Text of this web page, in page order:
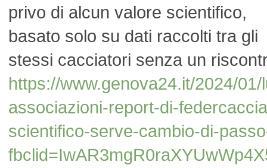
privo di alcun valore scientifico,
basato solo su dati raccolti tra gli
stessi cacciatori senza un
https://www.genova24.it/2024/
associazioni-report-di-
scientifico-serve-cambio-di-